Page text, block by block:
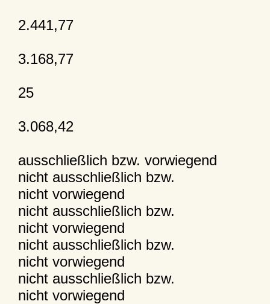
2.441,77
3.168,77
25
3.068,42
ausschließlich bzw. vorwiegend
nicht ausschließlich bzw.
nicht vorwiegend
nicht ausschließlich bzw.
nicht vorwiegend
nicht ausschließlich bzw.
nicht vorwiegend
nicht ausschließlich bzw.
nicht vorwiegend